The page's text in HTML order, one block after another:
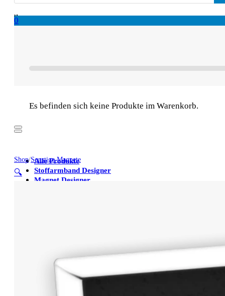
search
0
Es befinden sich keine Produkte im Warenkorb.
Alle Produkte
Stoffarmband Designer
Magnet Designer
Stoffarmbänder
Kühlschrankmagnete
Shop/Sonstige Magnete
🔍